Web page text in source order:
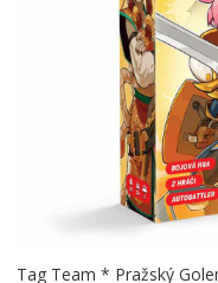
Tag Team * Pražský